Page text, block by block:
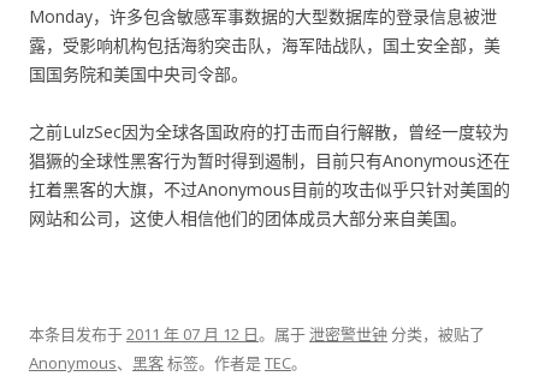
Monday，许多包含敏感军事数据的大型数据库的登录信息被泄
露，受影响机构包括海豹突击队，海军陆战队，国土安全部，美
国国务院和美国中央司令部。
之前LulzSec因为全球各国政府的打击而自行解散，曾经一度较为
猖獗的全球性黑客行为暂时得到遏制，目前只有Anonymous还在
扛着黑客的大旗，不过Anonymous目前的攻击似乎只针对美国的
网站和公司，这使人相信他们的团体成员大部分来自美国。
本条目发布于2011 年 07 月 12 日。属于泄密警世钟 分类，被贴了
Anonymous、 黑客标签。 作者是TEC。